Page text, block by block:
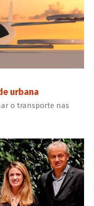
urbana
o transporte nas